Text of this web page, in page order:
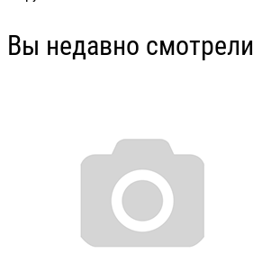
Вы недавно смотрели